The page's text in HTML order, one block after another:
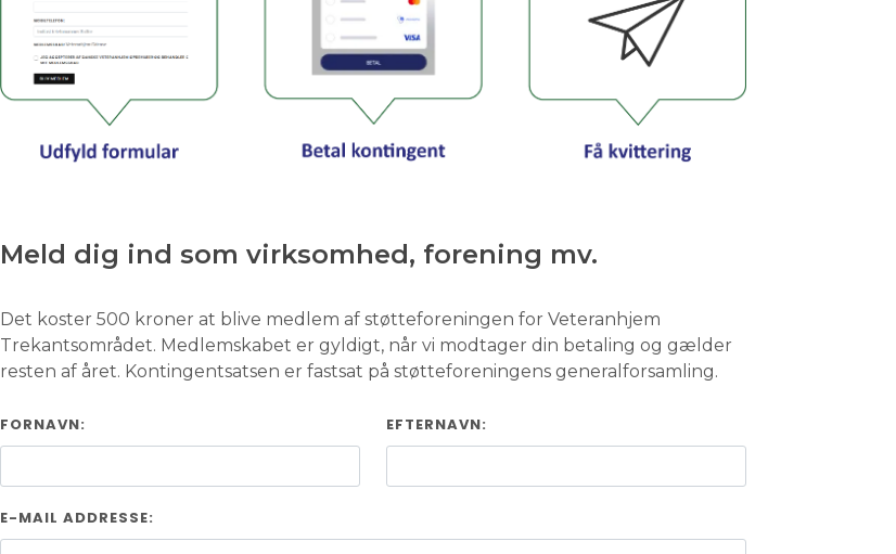
Meld dig ind som virksomhed, forening mv.
Det koster 500 kroner at blive medlem af støtteforeningen for Veteranhjem
Trekantsområdet. Medlemskabet er gyldigt, når vi modtager din betaling og gælder
resten af året. Kontingentsatsen er fastsat på støtteforeningens generalforsamling.
FORNAVN: EFTERNAVN:
E-MAIL ADDRESSE: